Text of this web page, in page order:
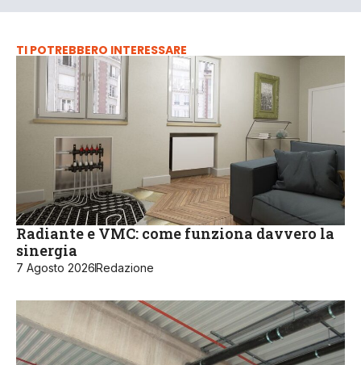
TI POTREBBERO INTERESSARE
Radiante e VMC: come funziona davvero la
sinergia
7 Agosto 2026Redazione